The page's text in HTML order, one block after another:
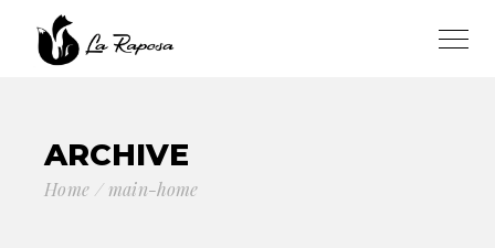
ARCHIVE
Home main-home